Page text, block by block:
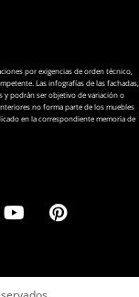
por exigencias de orden técnico,
Las infografías de las fachadas,
y podrán ser objetivo de variación o
no forma parte de los muebles
en la correspondiente memoria de